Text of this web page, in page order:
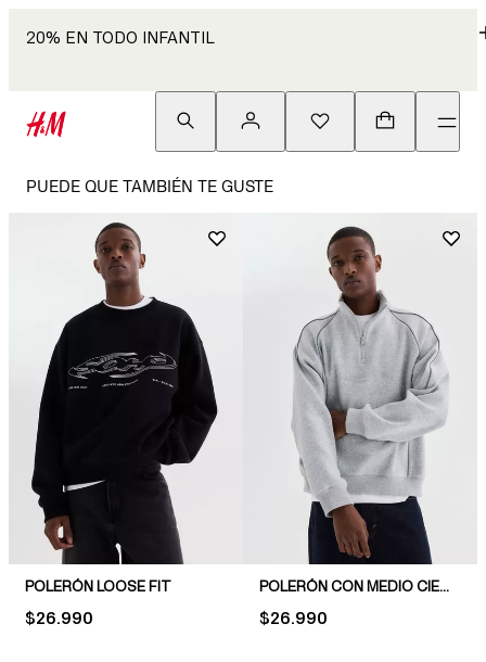
20% EN TODO INFANTIL
PUEDE QUE TAMBIÉN TE GUSTE
POLERÓN LOOSE FIT
PRICE:
$26.990
POLERÓN CON MEDIO CIERRE LOOSE FIT
PRICE:
$26.990